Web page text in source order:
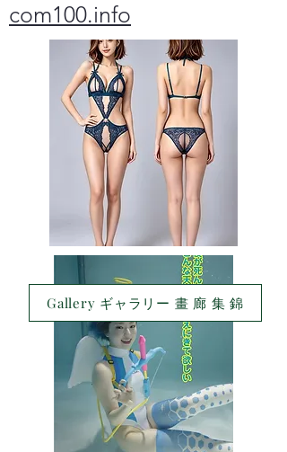
com100.info
Gallery ギャラリー 畫 廊 集 錦